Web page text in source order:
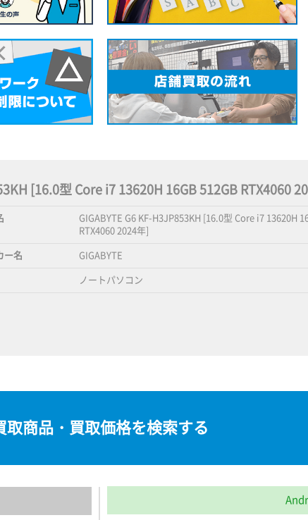
[16.0型 Core i7 13620H 16GB 512GB RTX4060
GIGABYTE G6 KF-H3JP853KH [16.0型 Core i7 13620H
RTX4060 2024年]
ー名 GIGABYTE
ノートパソコン
取商品・買取価格を検索する